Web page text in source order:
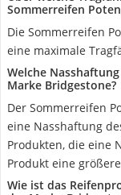
Sommerreifen
Die Sommerreifen
eine maximale
Welche
Marke Bridgestone?
Der Sommerreifen
eine Nasshaftung
Produkten, die eine
Produkt eine
Wie ist das